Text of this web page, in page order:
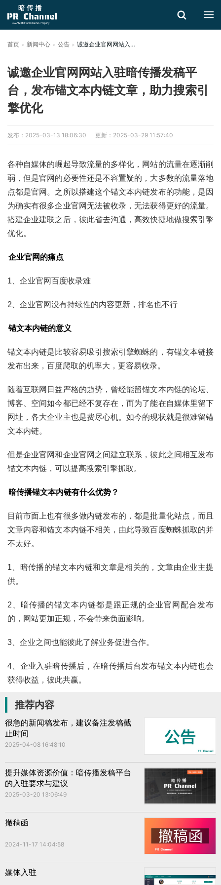
首页 新闻中心 公告 诚邀企业官网网站入驻暗传播发稿平台，发布锚文本内链文章，助力搜索引擎优化
诚邀企业官网网站入驻暗传播发稿平
台，发布锚文本内链文章，助力搜索引
擎优化
发布：2025-03-13 18:06:30 更新：2025-03-29 11:57:40
各种自媒体的崛起导致流量的多样化，网站的流量在逐渐削
弱，但是官网的必要性还是不容置疑的，大多数的流量落地
点都是官网。之所以搭建这个锚文本内链发布的功能，是因
为确实有很多企业官网无法被收录，无法获得更好的流量。
搭建企业建联之后，彼此省去沟通，高效快捷地做搜索引擎
优化。
企业官网的痛点
1、企业官网百度收录难
2、企业官网没有持续性的内容更新，排名也不行
锚文本内链的意义
锚文本内链是比较容易吸引搜索引擎蜘蛛的，有锚文本链接
发布出来，百度爬取的机率大，更容易收录。
随着互联网日益严格的趋势，曾经能留锚文本内链的论坛、
博客、空间如今都已经不复存在，而为了能在自媒体里留下
网址，各大企业主也是费尽心机。如今的现状就是很难留锚
文本内链。
但是企业官网和企业官网之间建立联系，彼此之间相互发布
锚文本内链，可以提高搜索引擎抓取。
暗传播锚文本内链有什么优势？
目前市面上也有很多做内链发布的，都是批量化站点，而且
文章内容和锚文本内链不相关，由此导致百度蜘蛛抓取的并
不太好。
1、暗传播的锚文本内链和文章是相关的，文章由企业主提
供。
2、暗传播的锚文本内链都是跟正规的企业官网配合发布
的，网站更加正规，不会带来负面影响。
3、企业之间也能彼此了解业务促进合作。
4、企业入驻暗传播后，在暗传播后台发布锚文本内链也会
获得收益，彼此共赢。
推荐内容
很急的新闻稿发布，建议备注发稿截
止时间
2025-04-08 16:48:10
提升媒体资源价值：暗传播发稿平台
的入驻要求与建议
2025-03-20 13:06:49
撤稿函
2024-11-17 14:04:58
媒体入驻